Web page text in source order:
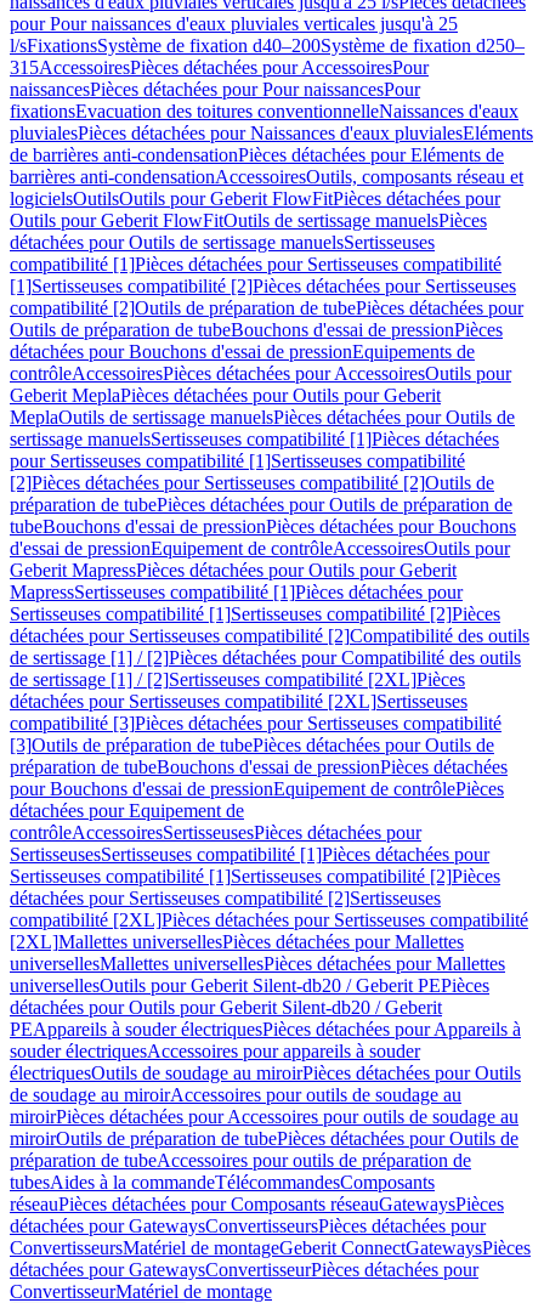
pour Pour naissances d'eaux pluviales verticales jusqu'à 25
l/sFixationsSystème de fixation d40–200Système de fixation d250–
315AccessoiresPièces détachées pour AccessoiresPour
naissancesPièces détachées pour Pour naissancesPour
fixationsEvacuation des toitures conventionnelleNaissances d'eaux
pluvialesPièces détachées pour Naissances d'eaux pluvialesEléments
de barrières anti-condensationPièces détachées pour Eléments de
barrières anti-condensationAccessoiresOutils, composants réseau et
logicielsOutilsOutils pour Geberit FlowFitPièces détachées pour
Outils pour Geberit FlowFitOutils de sertissage manuelsPièces
détachées pour Outils de sertissage manuelsSertisseuses
compatibilité [1]Pièces détachées pour Sertisseuses compatibilité
[1]Sertisseuses compatibilité [2]Pièces détachées pour Sertisseuses
compatibilité [2]Outils de préparation de tubePièces détachées pour
Outils de préparation de tubeBouchons d'essai de pressionPièces
détachées pour Bouchons d'essai de pressionEquipements de
contrôleAccessoiresPièces détachées pour AccessoiresOutils pour
Geberit MeplaPièces détachées pour Outils pour Geberit
MeplaOutils de sertissage manuelsPièces détachées pour Outils de
sertissage manuelsSertisseuses compatibilité [1]Pièces détachées
pour Sertisseuses compatibilité [1]Sertisseuses compatibilité
[2]Pièces détachées pour Sertisseuses compatibilité [2]Outils de
préparation de tubePièces détachées pour Outils de préparation de
tubeBouchons d'essai de pressionPièces détachées pour Bouchons
d'essai de pressionEquipement de contrôleAccessoiresOutils pour
Geberit MapressPièces détachées pour Outils pour Geberit
MapressSertisseuses compatibilité [1]Pièces détachées pour
Sertisseuses compatibilité [1]Sertisseuses compatibilité [2]Pièces
détachées pour Sertisseuses compatibilité [2]Compatibilité des outils
de sertissage [1] / [2]Pièces détachées pour Compatibilité des outils
de sertissage [1] / [2]Sertisseuses compatibilité [2XL]Pièces
détachées pour Sertisseuses compatibilité [2XL]Sertisseuses
compatibilité [3]Pièces détachées pour Sertisseuses compatibilité
[3]Outils de préparation de tubePièces détachées pour Outils de
préparation de tubeBouchons d'essai de pressionPièces détachées
pour Bouchons d'essai de pressionEquipement de contrôlePièces
détachées pour Equipement de
contrôleAccessoiresSertisseusesPièces détachées pour
SertisseusesSertisseuses compatibilité [1]Pièces détachées pour
Sertisseuses compatibilité [1]Sertisseuses compatibilité [2]Pièces
détachées pour Sertisseuses compatibilité [2]Sertisseuses
compatibilité [2XL]Pièces détachées pour Sertisseuses compatibilité
[2XL]Mallettes universellesPièces détachées pour Mallettes
universellesMallettes universellesPièces détachées pour Mallettes
universellesOutils pour Geberit Silent-db20 / Geberit PEPièces
détachées pour Outils pour Geberit Silent-db20 / Geberit
PEAppareils à souder électriquesPièces détachées pour Appareils à
souder électriquesAccessoires pour appareils à souder
électriquesOutils de soudage au miroirPièces détachées pour Outils
de soudage au miroirAccessoires pour outils de soudage au
miroirPièces détachées pour Accessoires pour outils de soudage au
miroirOutils de préparation de tubePièces détachées pour Outils de
préparation de tubeAccessoires pour outils de préparation de
tubesAides à la commandeTélécommandesComposants
réseauPièces détachées pour Composants réseauGatewaysPièces
détachées pour GatewaysConvertisseursPièces détachées pour
ConvertisseursMatériel de montageGeberit ConnectGatewaysPièces
détachées pour GatewaysConvertisseurPièces détachées pour
ConvertisseurMatériel de montage